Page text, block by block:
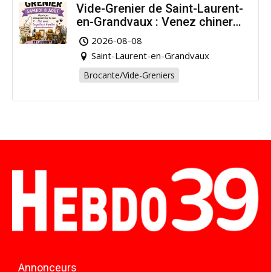
Vide-Grenier de Saint-Laurent-
en-Grandvaux : Venez chiner
pour la bonne cause !
2026-08-08
Saint-Laurent-en-Grandvaux
Brocante/Vide-Greniers